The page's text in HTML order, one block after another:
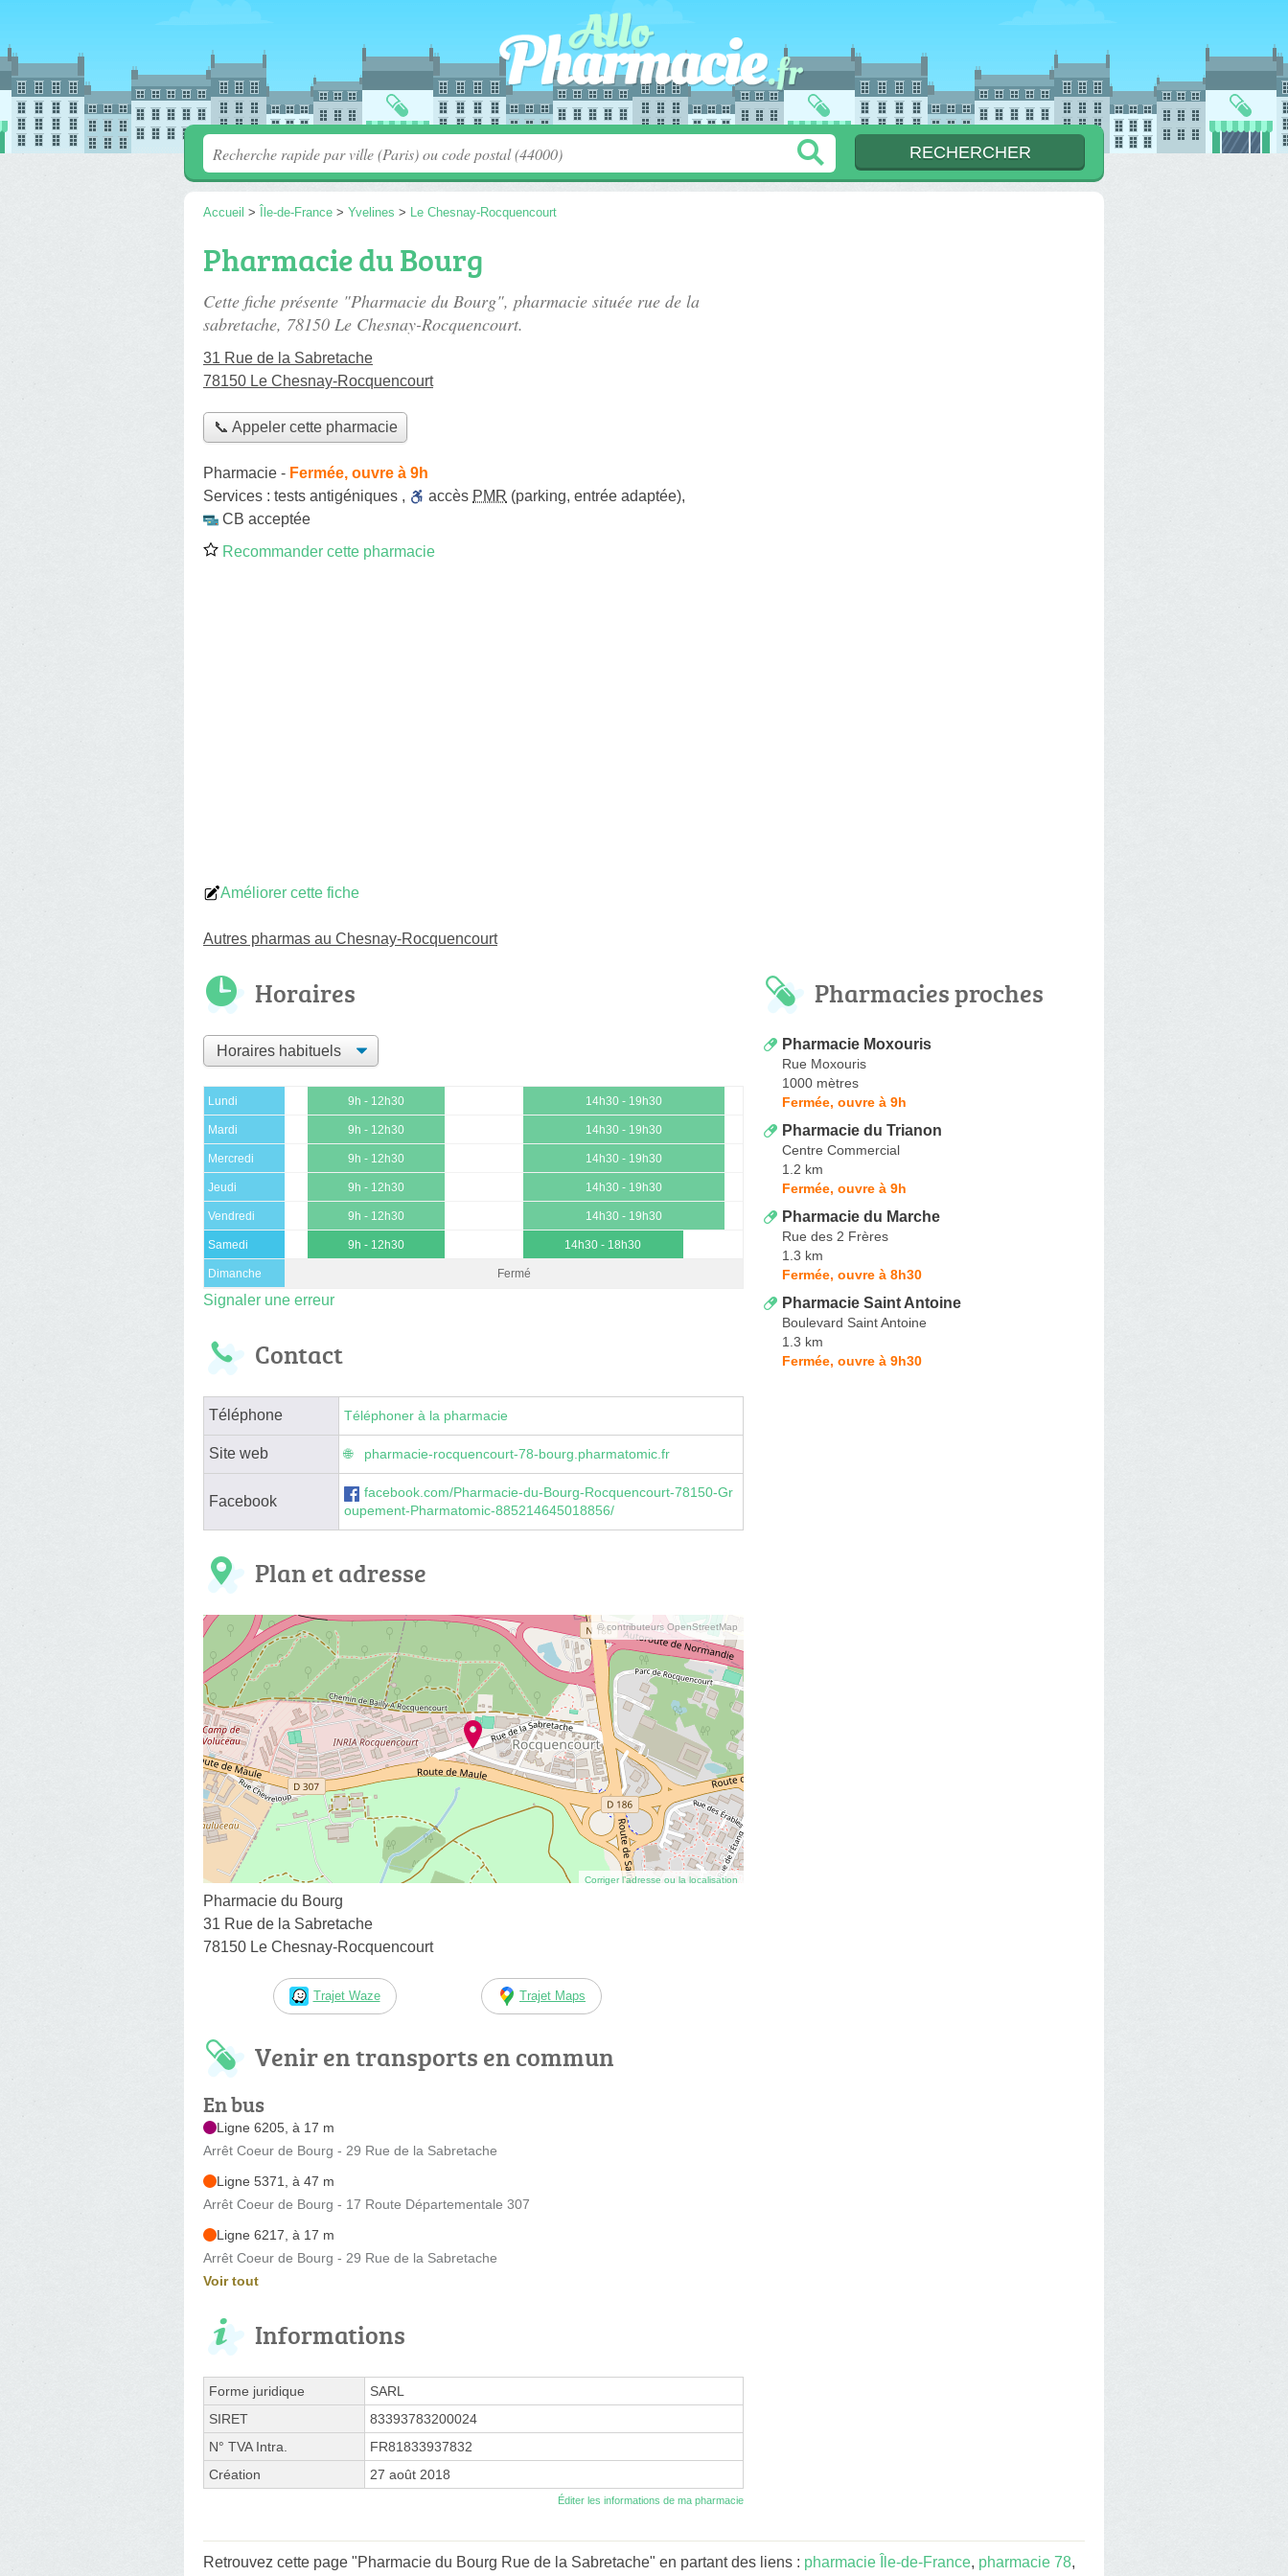
Accueil > Île-de-France > Yvelines > Le Chesnay-Rocquencourt
Pharmacie du Bourg
Cette fiche présente "Pharmacie du Bourg", pharmacie située rue de la
sabretache, 78150 Le Chesnay-Rocquencourt.
31 Rue de la Sabretache
78150 Le Chesnay-Rocquencourt
📞 Appeler cette pharmacie
Pharmacie - Fermée, ouvre à 9h
Services : tests antigéniques , accès PMR (parking, entrée adaptée),
CB acceptée
Recommander cette pharmacie
Améliorer cette fiche
Autres pharmas au Chesnay-Rocquencourt
Horaires
Lundi 9h - 12h30 14h30 - 19h30
Mardi 9h - 12h30 14h30 - 19h30
Mercredi 9h - 12h30 14h30 - 19h30
Jeudi 9h - 12h30 14h30 - 19h30
Vendredi 9h - 12h30 14h30 - 19h30
Samedi 9h - 12h30 14h30 - 18h30
Dimanche Fermé
Signaler une erreur
Contact
Téléphone Téléphoner à la pharmacie
Site web pharmacie-rocquencourt-78-bourg.pharmatomic.fr
Facebook
facebook.com/Pharmacie-du-Bourg-Rocquencourt-78150-Gr
oupement-Pharmatomic-885214645018856/
Plan et adresse
© contributeurs OpenStreetMap
Corriger l’adresse ou la localisation
Pharmacie du Bourg
31 Rue de la Sabretache
78150 Le Chesnay-Rocquencourt
Trajet Waze Trajet Maps
Venir en transports en commun
En bus
Ligne 6205, à 17 m
Arrêt Coeur de Bourg - 29 Rue de la Sabretache
Ligne 5371, à 47 m
Arrêt Coeur de Bourg - 17 Route Départementale 307
Ligne 6217, à 17 m
Arrêt Coeur de Bourg - 29 Rue de la Sabretache
Voir tout
Informations
Forme juridique
SARL
SIRET
83393783200024
N° TVA Intra.
FR81833937832
Création
27 août 2018
Éditer les informations de ma pharmacie
Pharmacies proches
Pharmacie Moxouris
Rue Moxouris
1000 mètres
Fermée, ouvre à 9h
Pharmacie du Trianon
Centre Commercial
1.2 km
Fermée, ouvre à 9h
Pharmacie du Marche
Rue des 2 Frères
1.3 km
Fermée, ouvre à 8h30
Pharmacie Saint Antoine
Boulevard Saint Antoine
1.3 km
Fermée, ouvre à 9h30
Retrouvez cette page "Pharmacie du Bourg Rue de la Sabretache" en partant des liens : pharmacie Île-de-France, pharmacie 78,